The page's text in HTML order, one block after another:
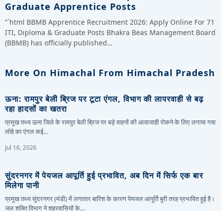
Graduate Apprentice Posts
“`html BBMB Apprentice Recruitment 2026: Apply Online For 71
ITI, Diploma & Graduate Posts Bhakra Beas Management Board
(BBMB) has officially published…
More On Himachal From Himachal Pradesh
ऊना: रामपुर बेली ब्रिज पर टूटा एंगल, विभाग की लापरवाही से बढ़
रहा हादसों का खतरा
प्रमुख तथ्य ऊना जिले के रामपुर बेली ब्रिज पर बड़े वाहनों की आवाजाही रोकने के लिए लगाया गया
लोहे का एंगल कई…
Jul 16, 2026
सुंदरनगर में पेयजल आपूर्ति हुई प्रभावित, अब दिन में सिर्फ एक बार
मिलेगा पानी
प्रमुख तथ्य सुंदरनगर (मंडी) में लगातार बारिश के कारण पेयजल आपूर्ति बुरी तरह प्रभावित हुई है।
जल शक्ति विभाग ने शहरवासियों के…